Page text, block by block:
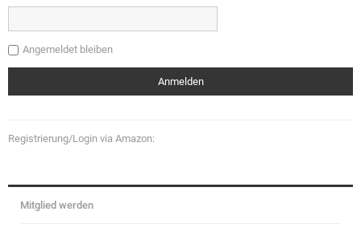
Angemeldet bleiben
Registrierung/Login via Amazon:
Mitglied werden